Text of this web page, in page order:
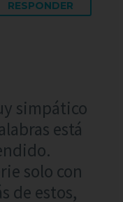
RESPONDER
simpático
está
solo con
de estos,